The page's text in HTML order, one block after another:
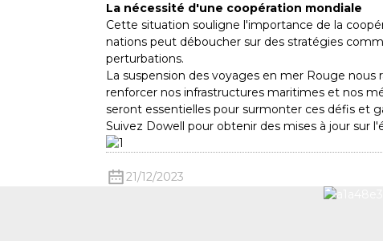
La nécessité d'une coopération mondiale
Cette situation souligne l'importance de la
nations peut déboucher sur des stratégies
perturbations.
La suspension des voyages en mer Rouge
renforcer nos infrastructures maritimes et nos
seront essentielles pour surmonter ces défis et
Suivez Dowell pour obtenir des mises à jour sur
21/12/2023